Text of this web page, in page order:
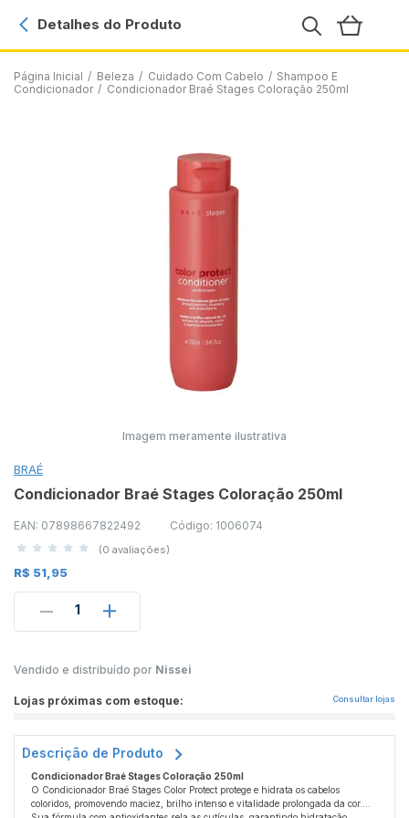
Página Inicial / Beleza / Cuidado Com Cabelo / Shampoo E
Condicionador / Condicionador Braé Stages Coloração 250ml
Detalhes do Produto
Imagem meramente ilustrativa
BRAÉ
Condicionador Braé Stages Coloração 250ml
EAN: 07898667822492 Código: 1006074
(0 avaliações)
R$ 51,95
1
Vendido e distribuído por Nissei
Lojas próximas com estoque: Consultar lojas
Descrição de Produto
Condicionador Braé Stages Coloração 250ml
O Condicionador Braé Stages Color Protect protege e hidrata os cabelos
coloridos, promovendo maciez, brilho intenso e vitalidade prolongada da cor.